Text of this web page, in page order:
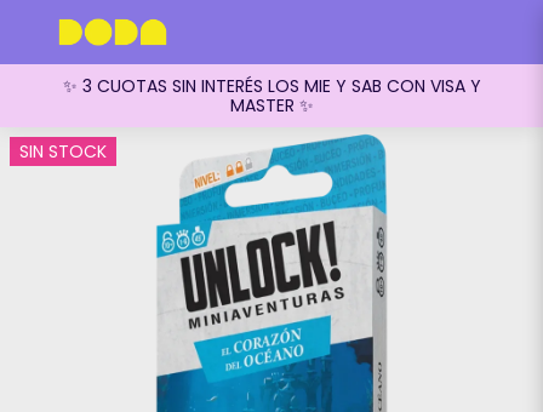
✨ 3 CUOTAS SIN INTERÉS LOS MIE Y SAB CON VISA Y
MASTER ✨
SIN STOCK